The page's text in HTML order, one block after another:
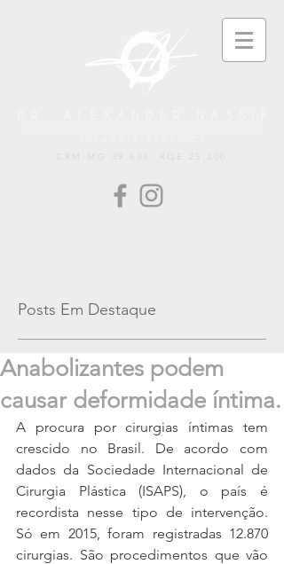
CRM-MG 39.633 RQE 25.200
Posts Em Destaque
Anabolizantes podem
causar deformidade íntima.
A procura por cirurgias íntimas tem
crescido no Brasil. De acordo com
dados da Sociedade Internacional de
Cirurgia Plástica (ISAPS), o país é
recordista nesse tipo de intervenção.
Só em 2015, foram registradas 12.870
cirurgias. São procedimentos que vão